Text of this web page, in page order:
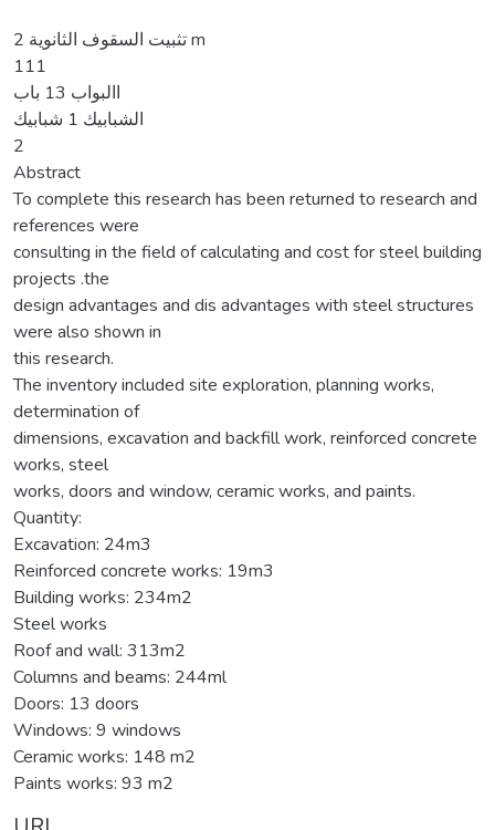
2 تثبيت السقوف الثانوية m
111
االبواب 13 باب
الشبابيك 1 شبابيك
2
Abstract
To complete this research has been returned to research and
references were
consulting in the field of calculating and cost for steel building
projects .the
design advantages and dis advantages with steel structures
were also shown in
this research.
The inventory included site exploration, planning works,
determination of
dimensions, excavation and backfill work, reinforced concrete
works, steel
works, doors and window, ceramic works, and paints.
Quantity:
Excavation: 24m3
Reinforced concrete works: 19m3
Building works: 234m2
Steel works
Roof and wall: 313m2
Columns and beams: 244ml
Doors: 13 doors
Windows: 9 windows
Ceramic works: 148 m2
Paints works: 93 m2